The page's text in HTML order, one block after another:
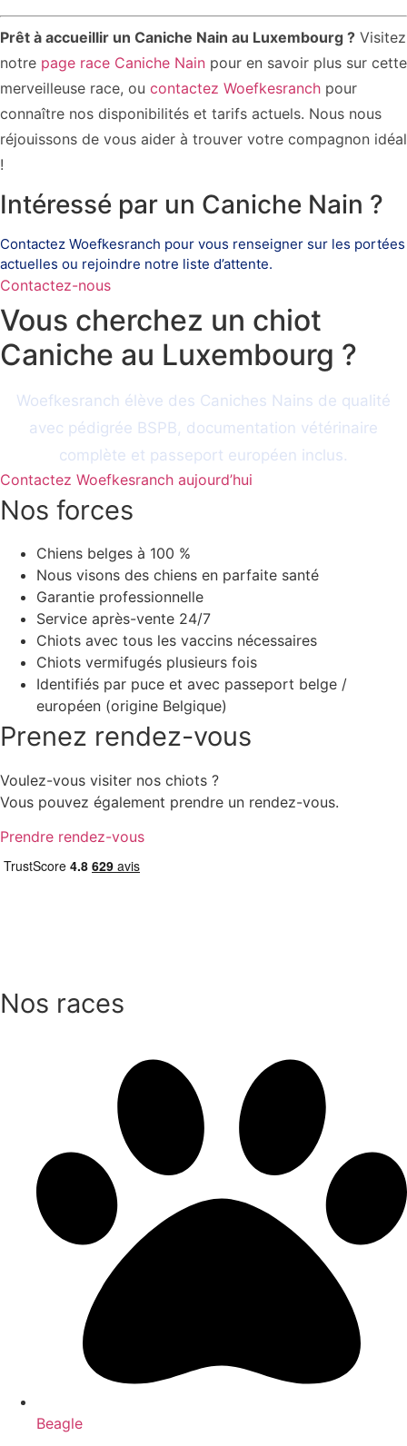
Prêt à accueillir un Caniche Nain au Luxembourg ? Visitez
notre page race Caniche Nain pour en savoir plus sur cette
merveilleuse race, ou contactez Woefkesranch pour
connaître nos disponibilités et tarifs actuels. Nous nous
réjouissons de vous aider à trouver votre compagnon idéal
!
Intéressé par un Caniche Nain ?
Contactez Woefkesranch pour vous renseigner sur les portées
actuelles ou rejoindre notre liste d’attente.
Contactez-nous
Vous cherchez un chiot
Caniche au Luxembourg ?
Woefkesranch élève des Caniches Nains de qualité
avec pédigrée BSPB, documentation vétérinaire
complète et passeport européen inclus.
Contactez Woefkesranch aujourd’hui
Nos forces
Chiens belges à 100 %
Nous visons des chiens en parfaite santé
Garantie professionnelle
Service après-vente 24/7
Chiots avec tous les vaccins nécessaires
Chiots vermifugés plusieurs fois
Identifiés par puce et avec passeport belge /
européen (origine Belgique)
Prenez rendez-vous
Voulez-vous visiter nos chiots ?
Vous pouvez également prendre un rendez-vous.
Prendre rendez-vous
Nos races
Beagle